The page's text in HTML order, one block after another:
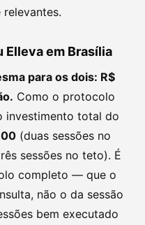
Elleva em Brasília
para os dois: R$
Como o protocolo
investimento total do
(duas sessões no
sessões no teto). É
completo — que o
não o da sessão
bem executado